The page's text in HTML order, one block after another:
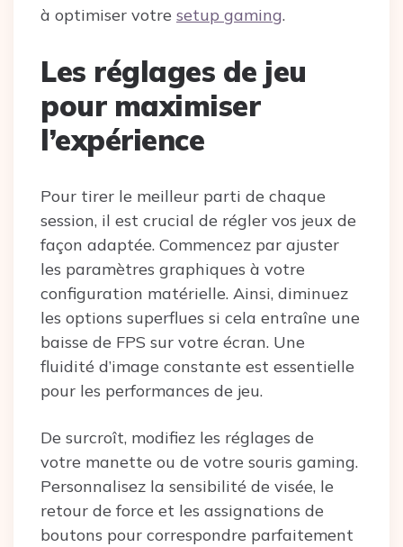
à optimiser votre setup gaming.
Les réglages de jeu
pour maximiser
l’expérience
Pour tirer le meilleur parti de chaque
session, il est crucial de régler vos jeux de
façon adaptée. Commencez par ajuster
les paramètres graphiques à votre
configuration matérielle. Ainsi, diminuez
les options superflues si cela entraîne une
baisse de FPS sur votre écran. Une
fluidité d’image constante est essentielle
pour les performances de jeu.
De surcroît, modifiez les réglages de
votre manette ou de votre souris gaming.
Personnalisez la sensibilité de visée, le
retour de force et les assignations de
boutons pour correspondre parfaitement